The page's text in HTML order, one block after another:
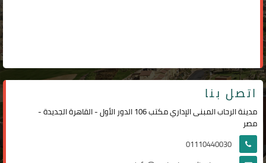
اتصل بنا
مدينة الرحاب المبنى الإداري مكتب 106 الدور الأول - القاهرة الجديدة -
مصر
01110440030